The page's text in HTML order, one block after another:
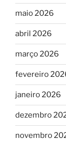
maio 2026
abril 2026
março 2026
fevereiro
janeiro 2026
dezembro
novembro